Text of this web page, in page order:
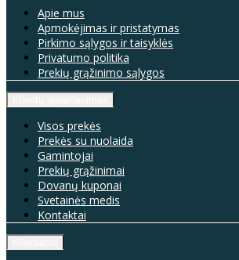
Apie mus
Apmokėjimas ir pristatymas
Pirkimo sąlygos ir taisyklės
Privatumo politika
Prekių grąžinimo sąlygos
Visos prekės
Prekės su nuolaida
Gamintojai
Prekių grąžinimai
Dovanų kuponai
Svetainės medis
Kontaktai